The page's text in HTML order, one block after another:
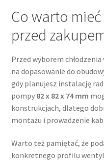
Co warto
przed
Przed wyborem
na dopasowanie do
gdy planujesz instalację
pompy 82 x 82 x 74 mm
konstrukcjach, dlatego
montażu i prowadzenie
Warto też pamiętać, że
konkretnego profilu